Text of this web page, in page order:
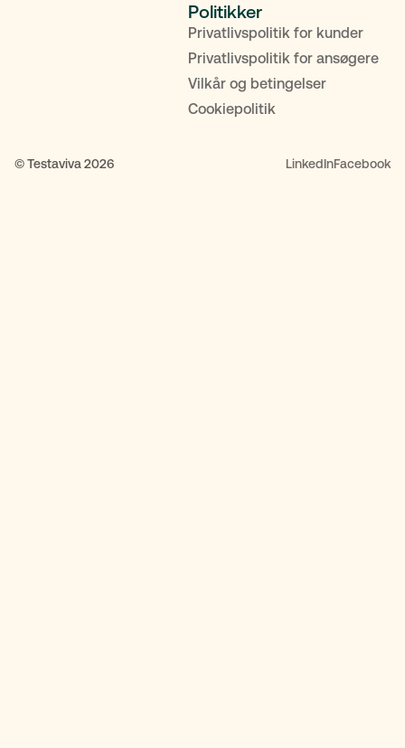
Politikker
Privatlivspolitik for kunder
Privatlivspolitik for ansøgere
Vilkår og betingelser
Cookiepolitik
© Testaviva 2026 LinkedInFacebook